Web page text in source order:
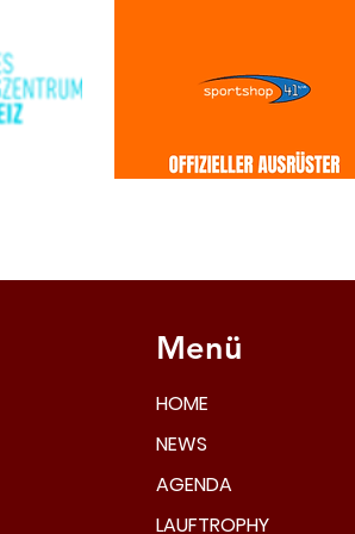
Menü
HOME
NEWS
AGENDA
LAUFTROPHY